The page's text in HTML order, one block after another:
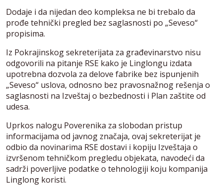
Dodaje i da nijedan deo kompleksa ne bi trebalo da
prođe tehnički pregled bez saglasnosti po „Seveso“
propisima.
Iz Pokrajinskog sekreterijata za građevinarstvo nisu
odgovorili na pitanje RSE kako je Linglongu izdata
upotrebna dozvola za delove fabrike bez ispunjenih
„Seveso“ uslova, odnosno bez pravosnažnog rešenja o
saglasnosti na Izveštaj o bezbednosti i Plan zaštite od
udesa.
Uprkos nalogu Poverenika za slobodan pristup
informacijama od javnog značaja, ovaj sekreterijat je
odbio da novinarima RSE dostavi i kopiju Izveštaja o
izvršenom tehničkom pregledu objekata, navodeći da
sadrži poverljive podatke o tehnologiji koju kompanija
Linglong koristi.